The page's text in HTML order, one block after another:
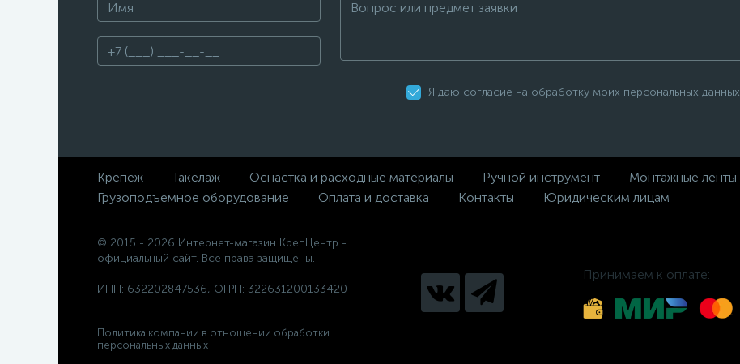
Я даю согласие на обработку моих персональных данных
Крепеж Такелаж Оснастка и расходные материалы Ручной инструмент Монтажные ленты
Грузоподъемное оборудование
Оплата и доставка Контакты Юридическим лицам
© 2015 - 2026 Интернет-магазин КрепЦентр -
официальный сайт. Все права защищены.
ИНН: 632202847536, ОГРН: 322631200133420
Политика компании в отношении обработки
персональных данных
Принимаем к оплате: